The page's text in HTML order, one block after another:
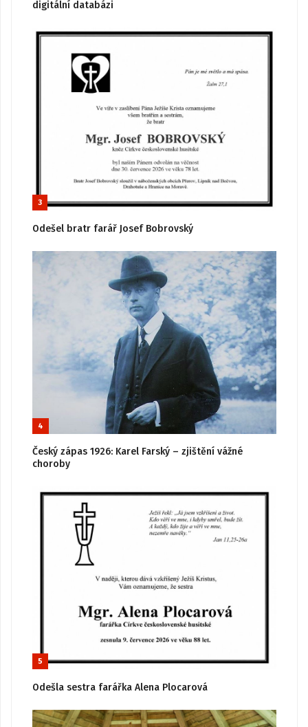
digitální databázi
3
Odešel bratr farář Josef Bobrovský
4
Český zápas 1926: Karel Farský – zjištění vážné
choroby
5
Odešla sestra farářka Alena Plocarová